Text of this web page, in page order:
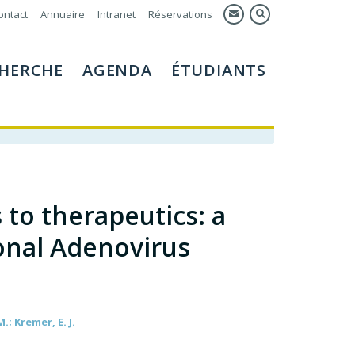
Annuaire Intranet Réservations
AGENDA ÉTUDIANTS
therapeutics: a
Adenovirus
Kremer, E. J.